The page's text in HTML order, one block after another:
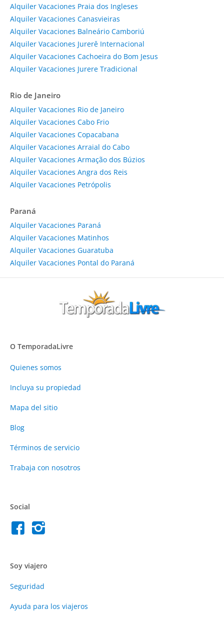
Alquiler Vacaciones Praia dos Ingleses
Alquiler Vacaciones Canasvieiras
Alquiler Vacaciones Balneário Camboriú
Alquiler Vacaciones Jurerê Internacional
Alquiler Vacaciones Cachoeira do Bom Jesus
Alquiler Vacaciones Jurere Tradicional
Rio de Janeiro
Alquiler Vacaciones Rio de Janeiro
Alquiler Vacaciones Cabo Frio
Alquiler Vacaciones Copacabana
Alquiler Vacaciones Arraial do Cabo
Alquiler Vacaciones Armação dos Búzios
Alquiler Vacaciones Angra dos Reis
Alquiler Vacaciones Petrópolis
Paraná
Alquiler Vacaciones Paraná
Alquiler Vacaciones Matinhos
Alquiler Vacaciones Guaratuba
Alquiler Vacaciones Pontal do Paraná
O TemporadaLivre
Quienes somos
Incluya su propiedad
Mapa del sitio
Blog
Términos de servicio
Trabaja con nosotros
Social
Soy viajero
Seguridad
Ayuda para los viajeros